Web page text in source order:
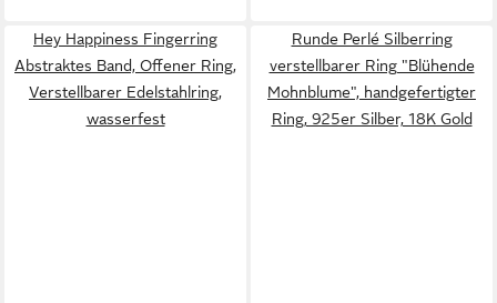
Hey Happiness Fingerring
Abstraktes Band, Offener Ring,
Verstellbarer Edelstahlring,
wasserfest
Runde Perlé Silberring
verstellbarer Ring "Blühende
Mohnblume", handgefertigter
Ring, 925er Silber, 18K Gold